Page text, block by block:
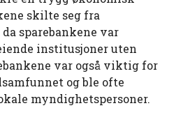
skilte seg fra
sparebankene var
institusjoner uten
var også viktig for
og ble ofte
myndighetspersoner.